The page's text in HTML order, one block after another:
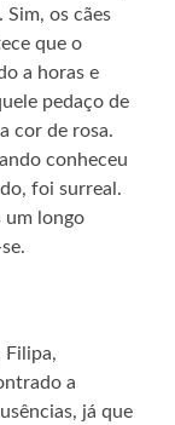
os cães
que o
a horas e
pedaço de
cor de rosa.
conheceu
foi surreal.
um longo
Filipa,
a
já que